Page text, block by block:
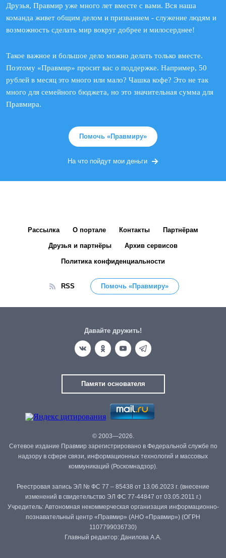
Друзья, Правмир уже много лет вместе с вами. Вся наша
команда живет общим делом и призванием - служение людям и
возможность сделать мир вокруг добрее и милосерднее!
Такое важное и большое дело можно делать только вместе.
Поэтому «Правмир» просит вас о поддержке. Например, 50
рублей в месяц это много или мало? Чашка кофе? Это не так
много для семейного бюджета, но это значительная сумма для
Правмира.
Помочь «Правмиру»
На что пойдут мои деньги
Рассылка О портале Контакты Партнёрам
Друзья и партнёры Архив сервисов
Политика конфиденциальности
RSS Помочь «Правмиру»
Давайте дружить!
Памяти основателя
© 2003—2026.
Сетевое издание Правмир зарегистрировано в Федеральной службе по
надзору в сфере связи, информационных технологий и массовых
коммуникаций (Роскомнадзор).
Реестровая запись ЭЛ № ФС 77 – 85438 от 13.06.2023 г. (внесение
изменений в свидетельство ЭЛ ФС 77-44847 от 03.05.2011 г.)
Учредитель: Автономная некоммерческая организация информационно-
познавательный центр «Правмир» (АНО «Правмир») (ОГРН
1107799036730)
Главный редактор: Данилова А.А.